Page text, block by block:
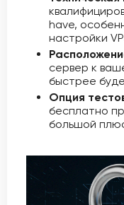
have,
настройки
сервер к
быстрее
Опция
бесплатно
большой